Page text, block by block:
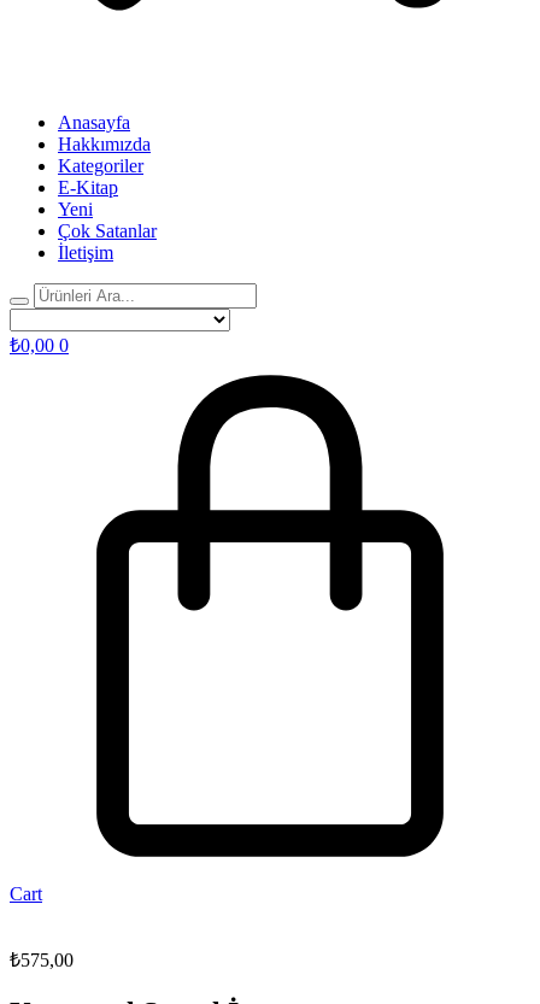
Anasayfa
Hakkımızda
Kategoriler
E-Kitap
Yeni
Çok Satanlar
İletişim
₺0,00 0
Cart
₺575,00